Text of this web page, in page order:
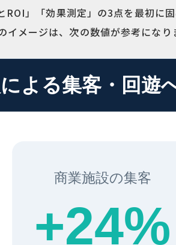
」「効果測定」の3点を最初に
メージは、次の数値が参考になり